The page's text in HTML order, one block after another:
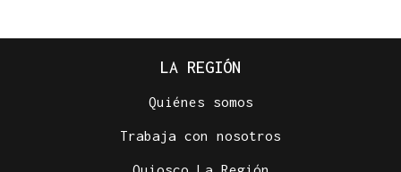
LA REGIÓN
Quiénes somos
Trabaja con nosotros